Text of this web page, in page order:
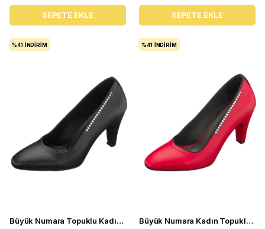
SEPETE EKLE SEPETE EKLE
Büyük Numara Topuklu Kadın Ayakkabı AYS7986 Siyah
%41 İNDIRIM
Büyük Numara Kadın Topuklu Ayakkabı AYS7986 Kırmızı
%41 İNDIRIM